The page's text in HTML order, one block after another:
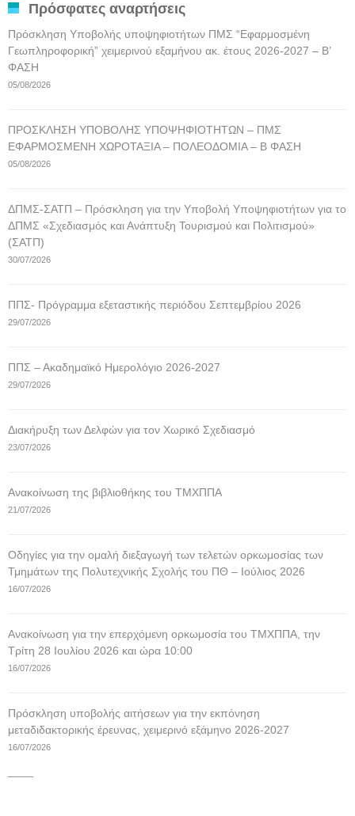
Πρόσφατες αναρτήσεις
Πρόσκληση Υποβολής υποψηφιοτήτων ΠΜΣ “Εφαρμοσμένη
Γεωπληροφορική” χειμερινού εξαμήνου ακ. έτους 2026-2027 – Β’
ΦΑΣΗ
05/08/2026
ΠΡΟΣΚΛΗΣΗ ΥΠΟΒΟΛΗΣ ΥΠΟΨΗΦΙΟΤΗΤΩΝ – ΠΜΣ
ΕΦΑΡΜΟΣΜΕΝΗ ΧΩΡΟΤΑΞΙΑ – ΠΟΛΕΟΔΟΜΙΑ – Β ΦΑΣΗ
05/08/2026
ΔΠΜΣ-ΣΑΤΠ – Πρόσκληση για την Υποβολή Υποψηφιοτήτων για το
ΔΠΜΣ «Σχεδιασμός και Ανάπτυξη Τουρισμού και Πολιτισμού»
(ΣΑΤΠ)
30/07/2026
ΠΠΣ- Πρόγραμμα εξεταστικής περιόδου Σεπτεμβρίου 2026
29/07/2026
ΠΠΣ – Ακαδημαϊκό Ημερολόγιο 2026-2027
29/07/2026
Διακήρυξη των Δελφών για τον Χωρικό Σχεδιασμό
23/07/2026
Ανακοίνωση της βιβλιοθήκης του ΤΜΧΠΠΑ
21/07/2026
Οδηγίες για την ομαλή διεξαγωγή των τελετών ορκωμοσίας των
Τμημάτων της Πολυτεχνικής Σχολής του ΠΘ – Ιούλιος 2026
16/07/2026
Ανακοίνωση για την επερχόμενη ορκωμοσία του ΤΜΧΠΠΑ, την
Τρίτη 28 Ιουλίου 2026 και ώρα 10:00
16/07/2026
Πρόσκληση υποβολής αιτήσεων για την εκπόνηση
μεταδιδακτορικής έρευνας, χειμερινό εξάμηνο 2026-2027
16/07/2026